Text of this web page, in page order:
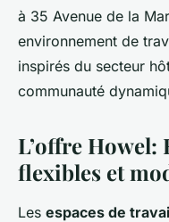
à 35 Avenue de la
environnement de
inspirés du secteur
communauté
L’offre Howel:
flexibles et
Les espaces de